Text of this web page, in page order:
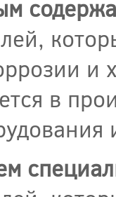
и
в